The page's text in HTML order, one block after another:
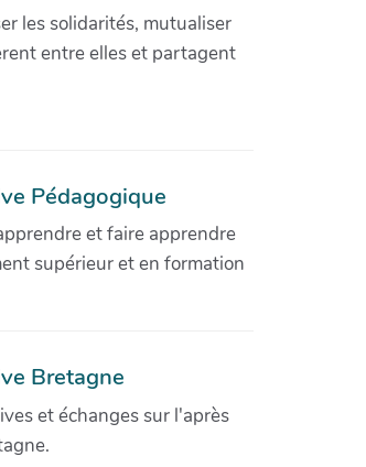
les solidarités, mutualiser
entre elles et partagent
Pédagogique
et faire apprendre
supérieur et en formation
Bretagne
et échanges sur l'après